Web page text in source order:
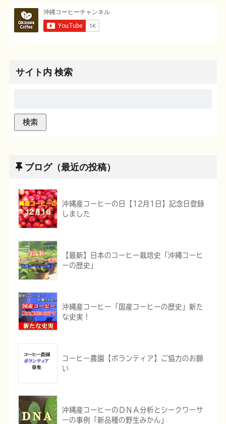
サイト内 検索
ブログ（最近の投稿）
沖縄産コーヒーの日【12月1日】記念日登録
しました
【最新】日本のコーヒー栽培史「沖縄コーヒ
ーの歴史」
沖縄産コーヒー「国産コーヒーの歴史」新た
な史実！
コーヒー農園【ボランティア】ご協力のお願
い
沖縄産コーヒーのＤＮＡ分析とシークワーサ
ーの事例「新品種の野生みかん」